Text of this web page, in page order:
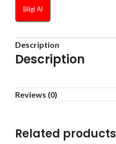
Bilgi Al
Description
Description
Reviews (0)
Related products